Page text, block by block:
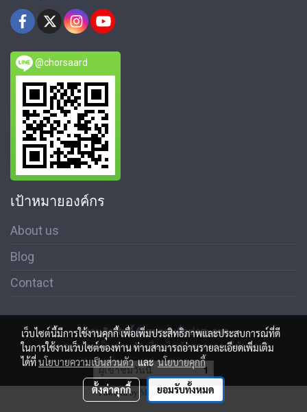
@chorsaard
เป้าหมายองค์กร
About us
Blog
Contact
สงวนลิขสิทธิ์ © สมาคมสื่อช่อสะอาด
นโนบายความเป็นส่วนตัว เงื่อนไขข้อตกลงการใช้บริการ
ผู้เข้าชมวันนี้ 1
Powered by MakeWebEasy.com
เว็บไซต์นี้มีการใช้งานคุกกี้ เพื่อเพิ่มประสิทธิภาพและประสบการณ์ที่ดี
ในการใช้งานเว็บไซต์ของท่าน ท่านสามารถอ่านรายละเอียดเพิ่มเติม
ได้ที่นโยบายความเป็นส่วนตัวและนโยบายคุกกี้
ตั้งค่าคุกกี้ ยอมรับทั้งหมด